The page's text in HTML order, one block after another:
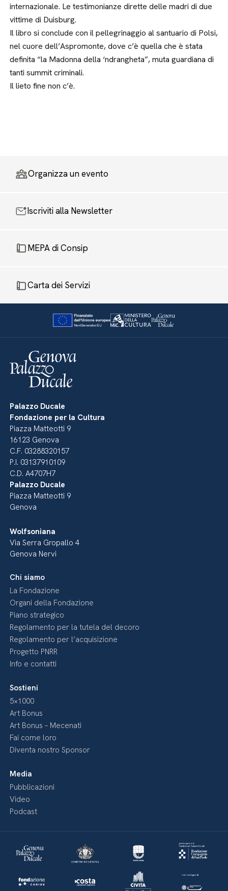
internazionale. Le testimonianze dirette delle madri di due
vittime di Duisburg.
Il libro si conclude con il pellegrinaggio al santuario di Polsi,
nel cuore dell’Aspromonte, dove c’è quella che è stata
definita “la Madonna della ‘ndrangheta”, muta guardiana di
tanti summit criminali.
Il lieto fine non c’è.
Organizza un evento
Iscriviti alla Newsletter
MEPA di Consip
Carta dei Servizi
Palazzo Ducale
Fondazione per la Cultura
Piazza Matteotti 9
16123 Genova
C.F. 03288320157
P.I. 03137910109
C.D. A4707H7
Palazzo Ducale
Piazza Matteotti 9
Genova
Wolfsoniana
Via Serra Gropallo 4
Genova Nervi
Chi siamo
La Fondazione
Organi della Fondazione
Piano strategico
Regolamento per la tutela del decoro
Regolamento per l’acquisizione
Progetto PNRR
Info e contatti
Sostieni
5×1000
Art Bonus
Art Bonus – Mecenati
Fai come loro
Diventa nostro Sponsor
Media
Pubblicazioni
Video
Podcast